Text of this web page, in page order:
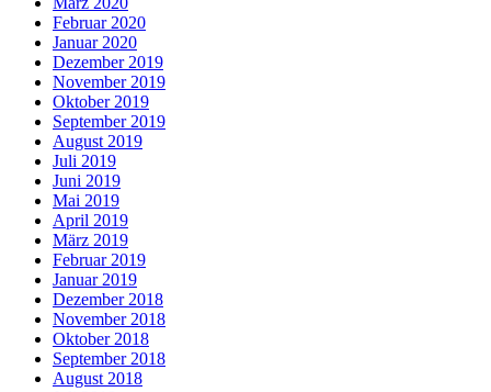
Februar 2020
Januar 2020
Dezember 2019
November 2019
Oktober 2019
September 2019
August 2019
Juli 2019
Juni 2019
Mai 2019
April 2019
März 2019
Februar 2019
Januar 2019
Dezember 2018
November 2018
Oktober 2018
September 2018
August 2018